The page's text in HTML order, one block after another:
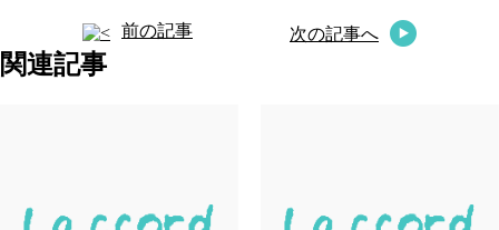
前の記事 次の記事へ
関連記事